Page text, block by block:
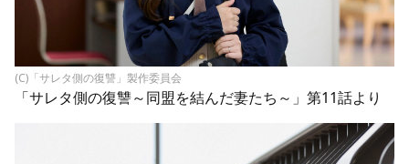
(C)「サレタ側の復讐」製作委員会
「サレタ側の復讐～同盟を結んだ妻たち～」第11話より